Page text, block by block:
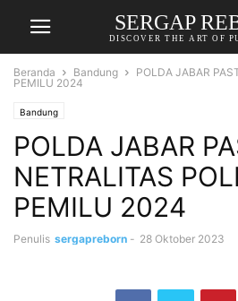
SERGAP
DISCOVER THE ART OF
Beranda Bandung
POLDA JABAR
PEMILU 2024
Bandung
POLDA JABAR
NETRALITAS
PEMILU 2024
Penulis sergapreborn - 28 Oktober 2023